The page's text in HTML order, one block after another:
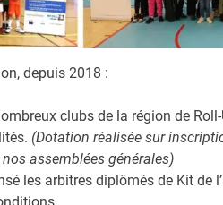
depuis 2018 :
clubs de la région de
(Dotation réalisée sur
assemblées générales)
les arbitres diplômés de Kit de